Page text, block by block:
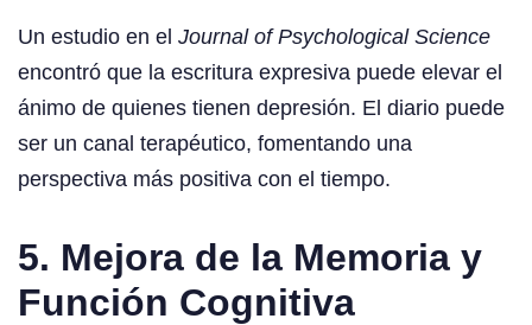
Un estudio en el Journal of Psychological Science
encontró que la escritura expresiva puede elevar el
ánimo de quienes tienen depresión. El diario puede
ser un canal terapéutico, fomentando una
perspectiva más positiva con el tiempo.
5. Mejora de la Memoria y
Función Cognitiva